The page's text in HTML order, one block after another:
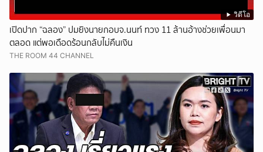
วิดีโอ
เปิดปาก “ฉลอง” ปมยิงนายกอบจ.นนท์ ทวง 11 ล้านอ้างช่วยเพื่อนมา
ตลอด แต่พอเดือดร้อนกลับไม่คืนเงิน
THE ROOM 44 CHANNEL